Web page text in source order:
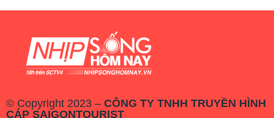
© Copyright 2023 – CÔNG TY TNHH TRUYỀN HÌNH
CÁP SAIGONTOURIST